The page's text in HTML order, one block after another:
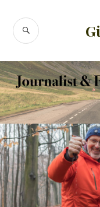
Inhalt
springen
SUCHE